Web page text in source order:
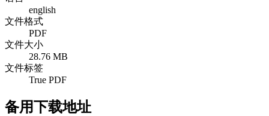
english
文件格式
PDF
文件大小
28.76 MB
文件标签
True PDF
备用下载地址